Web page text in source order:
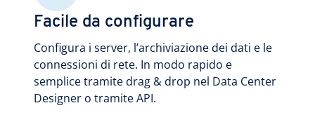
Facile da configurare
Configura i server, l’archiviazione dei dati e le
connessioni di rete. In modo rapido e
semplice tramite drag & drop nel Data Center
Designer o tramite API.